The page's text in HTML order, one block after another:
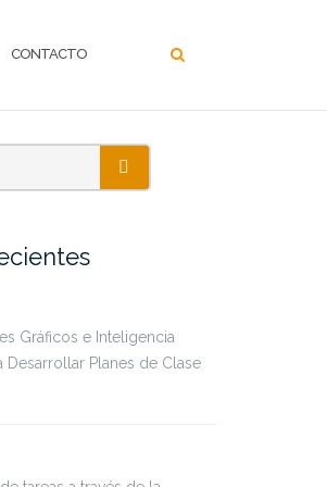
CONTACTO
SEARCH
Gráficos e Inteligencia
Desarrollar Planes de Clase